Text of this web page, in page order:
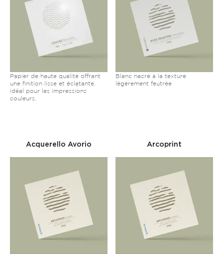
Papier de haute qualité offrant
une finition lisse et éclatante,
idéal pour les impressions
couleurs.
Blanc nacré à la texture
légèrement feutrée
Acquerello Avorio Arcoprint